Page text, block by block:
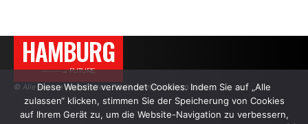
HAMBURG
———→ FUTURE
© Alle Rechte vorbehalten. Zitate nur mit aktivem Link.
Diese Website verwendet Cookies. Indem Sie auf „Alle
zulassen“ klicken, stimmen Sie der Speicherung von Cookies
auf Ihrem Gerät zu, um die Website-Navigation zu verbessern,